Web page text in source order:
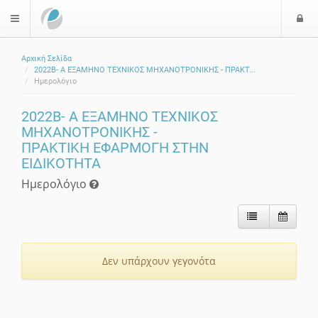
$langMenu
Αρχική Σελίδα
2022Β- Α ΕΞΑΜΗΝΟ ΤΕΧΝΙΚΟΣ ΜΗΧΑΝΟΤΡΟΝΙΚΗΣ - ΠΡΑΚΤ...
Ημερολόγιο
2022Β- Α ΕΞΑΜΗΝΟ ΤΕΧΝΙΚΟΣ
ΜΗΧΑΝΟΤΡΟΝΙΚΗΣ -
ΠΡΑΚΤΙΚΗ ΕΦΑΡΜΟΓΗ ΣΤΗΝ
ΕΙΔΙΚΟΤΗΤΑ
Ημερολόγιο
Δεν υπάρχουν γεγονότα